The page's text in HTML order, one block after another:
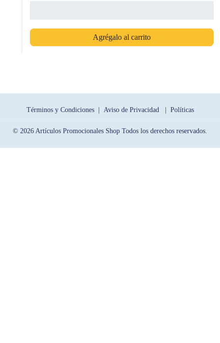
Agrégalo al carrito
Términos y Condiciones | Aviso de Privacidad | Políticas
© 2026 Artículos Promocionales Shop Todos los derechos reservados.